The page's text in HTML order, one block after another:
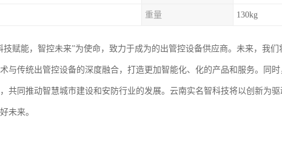
重量 130kg
技赋能，智控未来”为使命，致力于成为的出管控设备供应商。未来，我
与传统出管控设备的深度融合，打造更加智能化、化的产品和服务。同
共同推动智慧城市建设和安防行业的发展。云南实名智科技将以创新为
未来。